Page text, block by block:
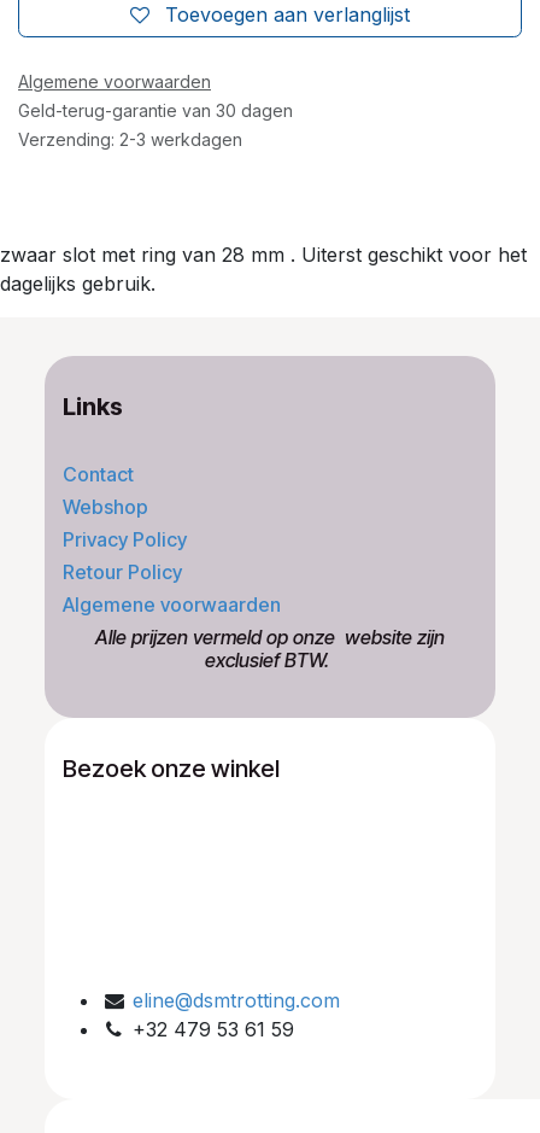
Toevoegen aan verlanglijst
Algemene voorwaarden
Geld-terug-garantie van 30 dagen
Verzending: 2-3 werkdagen
zwaar slot met ring van 28 mm . Uiterst geschikt voor het
dagelijks gebruik.
Links
Contact
Webshop
Privacy Policy
Retour Policy
Algemene voorwaarden
​Alle prijzen vermeld op onze ​website zijn
exclusief BTW.
Bezoek onze winkel
eline@dsmtrotting.com
+32 479 53 61 59